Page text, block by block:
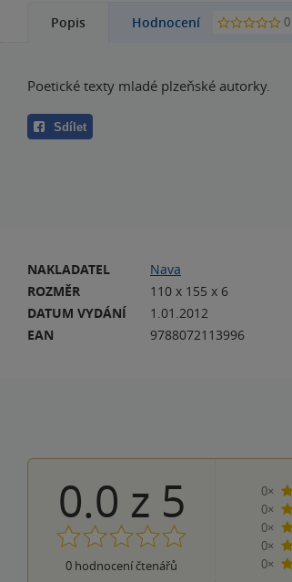
Popis Hodnocení 0
Poetické texty mladé plzeňské autorky.
Sdílet
NAKLADATEL
Nava
ROZMĚR
110 x 155 x 6
DATUM VYDÁNÍ
1.01.2012
EAN
9788072113996
0.0 z 5
0 hodnocení čtenářů
0×
0×
0×
0×
0×